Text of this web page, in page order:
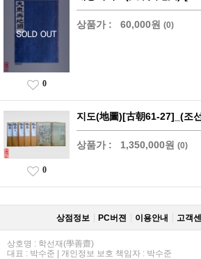
상품가 : 60,000원 (0)
0
지도(地圖)[古朝61-27]_(조
상품가 : 1,350,000원 (0)
0
상점정보 PC버젼 이용안내 고객
상호명 : 학선재(學善齋)
대표 : 박수준 | 개인정보 보호 책임자 : 박수준